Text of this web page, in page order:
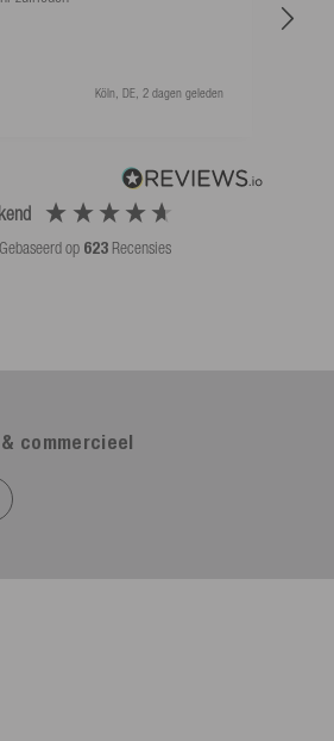
Gebaseerd op 623 Recensies
Köln, DE, 2 dagen geleden
commercieel